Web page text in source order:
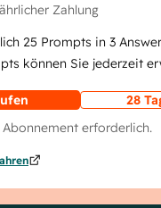
Zahlung
25 Prompts in 3
können Sie jederzeit
28
Abonnement erforderlich.